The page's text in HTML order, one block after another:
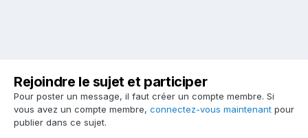
Rejoindre le sujet et participer
Pour poster un message, il faut créer un compte membre. Si
vous avez un compte membre, connectez-vous maintenant pour
publier dans ce sujet.